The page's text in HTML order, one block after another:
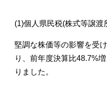
(1)個人県民税(株式等譲渡
堅調な株価等の影響を受
り、前年度決算比48.7%
りました。